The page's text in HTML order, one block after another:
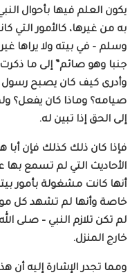
يكون العلم فيها بأحوال
به من غيرها، كالأمور التي
وسلم – في بيته ولا يراها
جنبا وهو صائم” إلى ما
وأدرى كيف كان يصبح رسول
صيامه؟ وماذا كان يفعل؟
إلى الحق إذا تبين له.
فإذا كان ذلك كذلك فإن أبا
الأحاديث التي لم تسمع بها
أنها كانت مشغولة بأمور
خاصة وأنها لم تشهد كل
لم تكن تلازم النبي – صلى
خارج المنزل.
ومما تجدر الإشارة إليه